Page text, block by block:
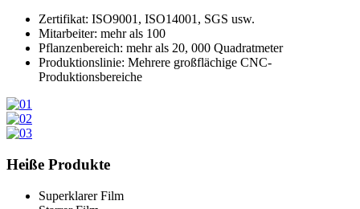
Zertifikat: ISO9001, ISO14001, SGS usw.
Mitarbeiter: mehr als 100
Pflanzenbereich: mehr als 20, 000 Quadratmeter
Produktionslinie: Mehrere großflächige CNC-
Produktionsbereiche
Heiße Produkte
Superklarer Film